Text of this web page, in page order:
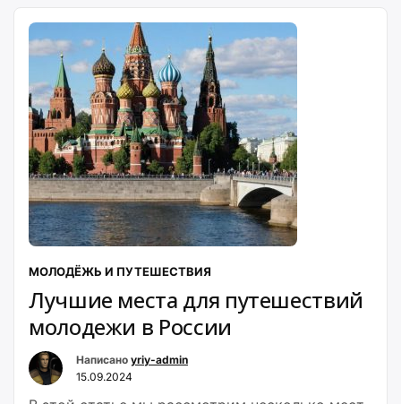
МОЛОДЁЖЬ И ПУТЕШЕСТВИЯ
Лучшие места для путешествий
молодежи в России
Написано yriy-admin
15.09.2024